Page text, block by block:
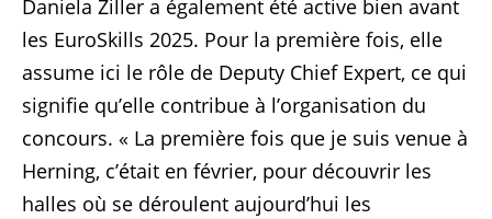
Daniela Ziller a également été active bien avant
les EuroSkills 2025. Pour la première fois, elle
assume ici le rôle de Deputy Chief Expert, ce qui
signifie qu’elle contribue à l’organisation du
concours. « La première fois que je suis venue à
Herning, c’était en février, pour découvrir les
halles où se déroulent aujourd’hui les